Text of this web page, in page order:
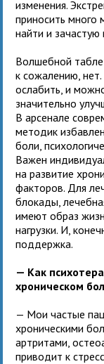
изменения.
приносить много
найти и
Волшебной
к сожалению,
ослабить, и
значительно
В арсенале
методик
боли,
Важен
на развитие
факторов. Для
блокады,
имеют образ
нагрузки. И,
поддержка.
— Как
хроническом
— Мои частые
хроническими
артритами,
приводит к